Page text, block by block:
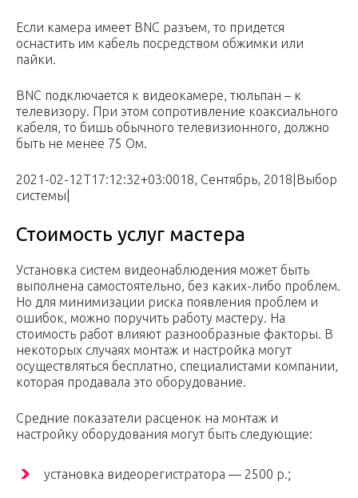
Если камера имеет BNC разъем, то придется
оснастить им кабель посредством обжимки или
пайки.
BNC подключается к видеокамере, тюльпан – к
телевизору. При этом сопротивление коаксиального
кабеля, то бишь обычного телевизионного, должно
быть не менее 75 Ом.
2021-02-12T17:12:32+03:0018, Сентябрь, 2018|Выбор
системы|
Стоимость услуг мастера
Установка систем видеонаблюдения может быть
выполнена самостоятельно, без каких-либо проблем.
Но для минимизации риска появления проблем и
ошибок, можно поручить работу мастеру. На
стоимость работ влияют разнообразные факторы. В
некоторых случаях монтаж и настройка могут
осуществляться бесплатно, специалистами компании,
которая продавала это оборудование.
Средние показатели расценок на монтаж и
настройку оборудования могут быть следующие:
установка видеорегистратора — 2500 р.;